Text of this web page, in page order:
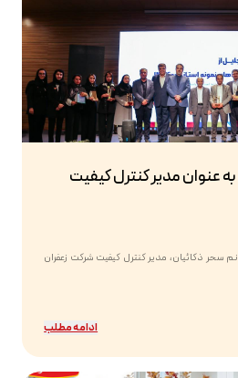
عنوان مدیر کنترل کیفیت
سحر ذکائیان، مدیر کنترل کیفیت شرکت زعفران
ادامه مطلب